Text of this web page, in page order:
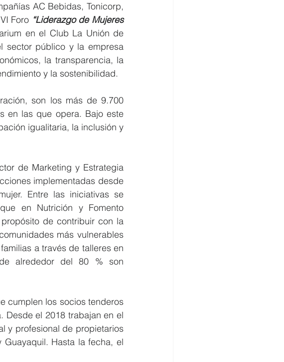
AC Bebidas, Tonicorp,
Foro “Liderazgo de Mujeres
en el Club La Unión de
sector público y la empresa
la transparencia, la
y la sostenibilidad.
son los más de 9.700
en las que opera. Bajo este
igualitaria, la inclusión y
de Marketing y Estrategia
implementadas desde
Entre las iniciativas se
en Nutrición y Fomento
de contribuir con la
más vulnerables
a través de talleres en
alrededor del 80 % son
cumplen los socios tenderos
Desde el 2018 trabajan en el
y profesional de propietarios
Hasta la fecha, el